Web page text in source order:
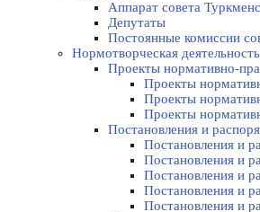
Аппарат совета
Депутаты
Постоянные комиссии
Нормотворческая
Проекты нормативно-
Проекты
Проекты
Проекты
Постановления и
Постановления и
Постановления и
Постановления и
Постановления и
Постановления и